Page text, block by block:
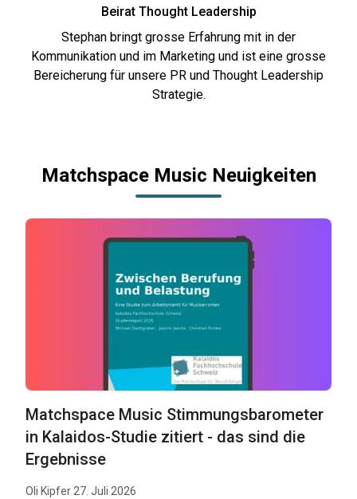
Beirat Thought Leadership
Stephan bringt grosse Erfahrung mit in der
Kommunikation und im Marketing und ist eine grosse
Bereicherung für unsere PR und Thought Leadership
Strategie.
Matchspace Music Neuigkeiten
Matchspace Music Stimmungsbarometer
in Kalaidos-Studie zitiert - das sind die
Ergebnisse
Oli Kipfer 27. Juli 2026